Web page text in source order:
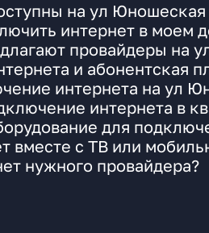
на ул Юношеская
интернет в моем
провайдеры на
и абонентская
интернета на ул
интернета в
для
вместе с ТВ или
нужного провайдера?